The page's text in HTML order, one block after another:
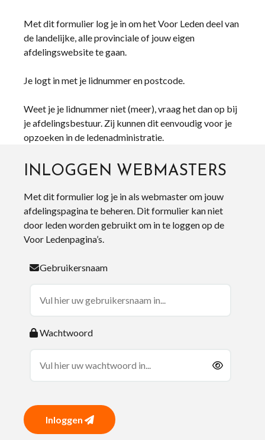
Met dit formulier log je in om het Voor Leden deel van
de landelijke, alle provinciale of jouw eigen
afdelingswebsite te gaan.
Je logt in met je lidnummer en postcode.
Weet je je lidnummer niet (meer), vraag het dan op bij
je afdelingsbestuur. Zij kunnen dit eenvoudig voor je
opzoeken in de ledenadministratie.
INLOGGEN WEBMASTERS
Met dit formulier log je in als webmaster om jouw
afdelingspagina te beheren. Dit formulier kan niet
door leden worden gebruikt om in te loggen op de
Voor Ledenpagina’s.
Gebruikersnaam
Wachtwoord
Inloggen